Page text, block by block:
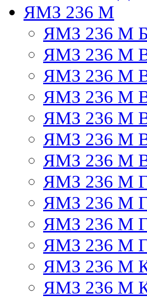
ЯМЗ 236 М
ЯМЗ 236 М
ЯМЗ 236 М
ЯМЗ 236 М
ЯМЗ 236 М
ЯМЗ 236 М
ЯМЗ 236 М
ЯМЗ 236 М
ЯМЗ 236 М
ЯМЗ 236 М
ЯМЗ 236 М
ЯМЗ 236 М
ЯМЗ 236 М
ЯМЗ 236 М